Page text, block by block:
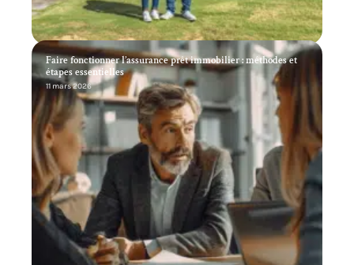
Faire fonctionner l’assurance prêt immobilier : méthodes et
étapes essentielles
11 mars 2026